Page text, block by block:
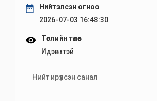
Нийтэлсэн огноо
2026-07-03 16:48:30
Төслийн төлөв
Идэвхтэй
Нийт ирүүлсэн санал